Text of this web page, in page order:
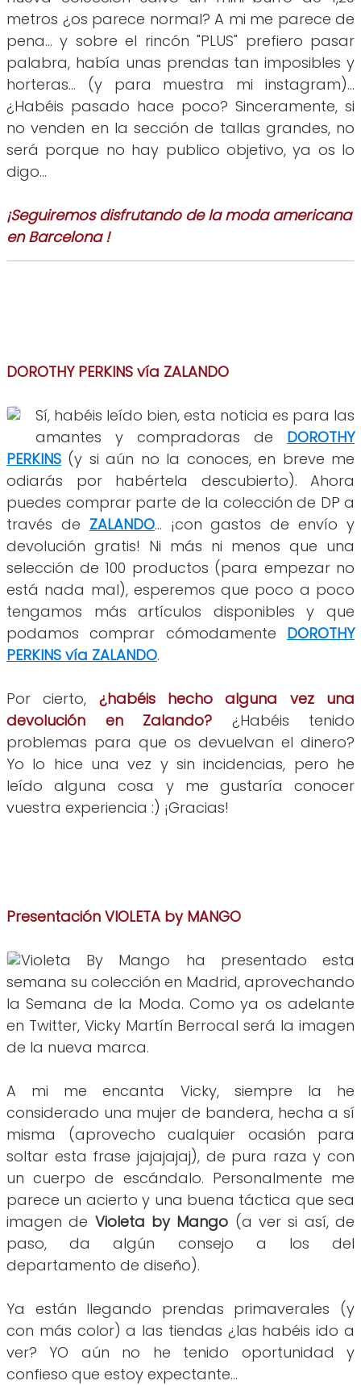
metros ¿os parece normal? A mi me parece de
pena... y sobre el rincón "PLUS" prefiero pasar
palabra, había unas prendas tan imposibles y
horteras... (y para muestra mi instagram)...
¿Habéis pasado hace poco? Sinceramente, si
no venden en la sección de tallas grandes, no
será porque no hay publico objetivo, ya os lo
digo...
¡Seguiremos disfrutando de la moda americana
en Barcelona !
DOROTHY PERKINS vía ZALANDO
Sí, habéis leído bien, esta noticia es para las
amantes y compradoras de DOROTHY
PERKINS (y si aún no la conoces, en breve me
odiarás por habértela descubierto). Ahora
puedes comprar parte de la colección de DP a
través de ZALANDO... ¡con gastos de envío y
devolución gratis! Ni más ni menos que una
selección de 100 productos (para empezar no
está nada mal), esperemos que poco a poco
tengamos más artículos disponibles y que
podamos comprar cómodamente DOROTHY
PERKINS vía ZALANDO.
Por cierto, ¿habéis hecho alguna vez una
devolución en Zalando? ¿Habéis tenido
problemas para que os devuelvan el dinero?
Yo lo hice una vez y sin incidencias, pero he
leído alguna cosa y me gustaría conocer
vuestra experiencia :) ¡Gracias!
Presentación VIOLETA by MANGO
Violeta By Mango ha presentado esta
semana su colección en Madrid, aprovechando
la Semana de la Moda. Como ya os adelante
en Twitter, Vicky Martín Berrocal será la imagen
de la nueva marca.
A mi me encanta Vicky, siempre la he
considerado una mujer de bandera, hecha a sí
misma (aprovecho cualquier ocasión para
soltar esta frase jajajajaj), de pura raza y con
un cuerpo de escándalo. Personalmente me
parece un acierto y una buena táctica que sea
imagen de Violeta by Mango (a ver si así, de
paso, da algún consejo a los del
departamento de diseño).
Ya están llegando prendas primaverales (y
con más color) a las tiendas ¿las habéis ido a
ver? YO aún no he tenido oportunidad y
confieso que estoy expectante...